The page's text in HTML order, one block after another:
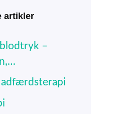
artikler
–
adfærdsterapi